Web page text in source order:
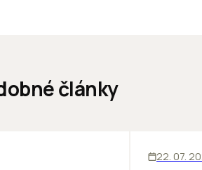
články
22. 07.